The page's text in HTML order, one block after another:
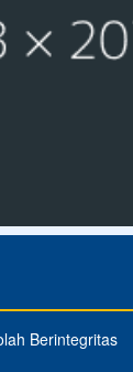
Berintegritas